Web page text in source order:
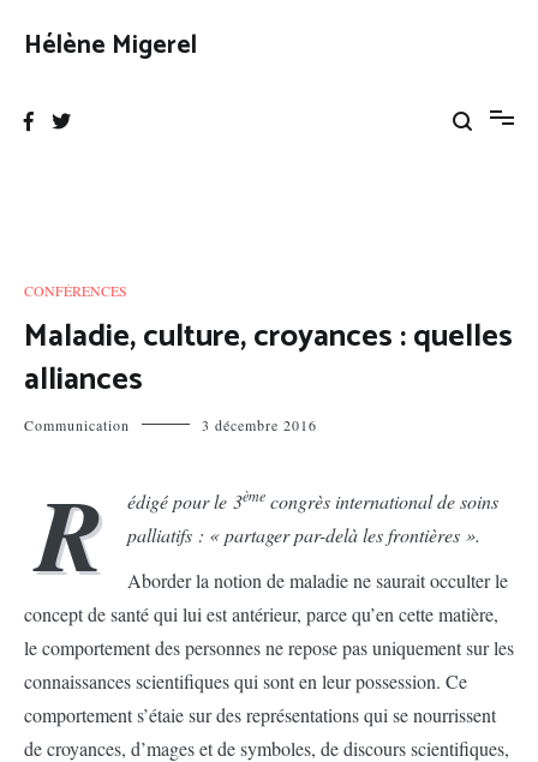
Hélène Migerel
CONFÉRENCES
Maladie, culture, croyances : quelles
alliances
Communication 3 décembre 2016
R édigé pour le 3ème congrès international de soins
palliatifs : « partager par-delà les frontières ».
Aborder la notion de maladie ne saurait occulter le
concept de santé qui lui est antérieur, parce qu’en cette matière,
le comportement des personnes ne repose pas uniquement sur les
connaissances scientifiques qui sont en leur possession. Ce
comportement s’étaie sur des représentations qui se nourrissent
de croyances, d’mages et de symboles, de discours scientifiques,